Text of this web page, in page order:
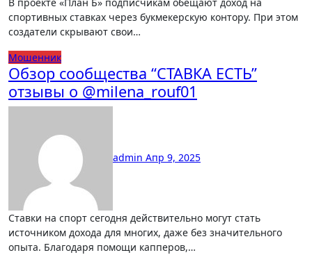
В проекте «План Б» подписчикам обещают доход на
спортивных ставках через букмекерскую контору. При этом
создатели скрывают свои…
Мошенник
Обзор сообщества “СТАВКА ЕСТЬ”
отзывы о @milena_rouf01
admin Апр 9, 2025
Ставки на спорт сегодня действительно могут стать
источником дохода для многих, даже без значительного
опыта. Благодаря помощи капперов,…